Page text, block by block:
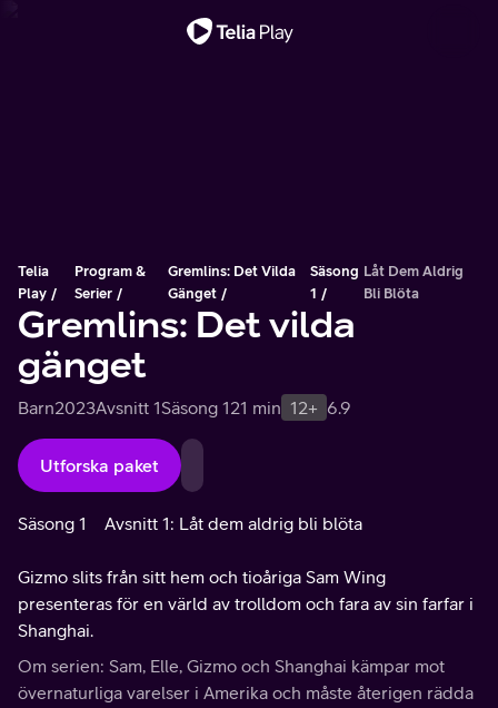
Telia
Play
Program &
Serier
Gremlins: Det Vilda
Gänget
Säsong
1
Låt Dem Aldrig
Bli Blöta
Gremlins: Det vilda
gänget
Barn2023Avsnitt 1Säsong 121 min 12+ 6.9
Utforska paket
Säsong 1 Avsnitt 1: Låt dem aldrig bli blöta
Gizmo slits från sitt hem och tioåriga Sam Wing
presenteras för en värld av trolldom och fara av sin farfar i
Shanghai.
Om serien: Sam, Elle, Gizmo och Shanghai kämpar mot
övernaturliga varelser i Amerika och måste återigen rädda